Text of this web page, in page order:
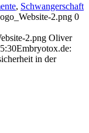
, Schwangerschaft
2.png 0
2.png Oliver
Embryotox.de:
in der